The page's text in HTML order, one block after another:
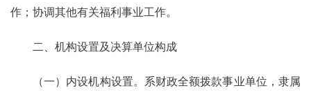
作；协调其他有关福利事业工作。
二、机构设置及决算单位构成
（一）内设机构设置。系财政全额拨款事业单位，隶属